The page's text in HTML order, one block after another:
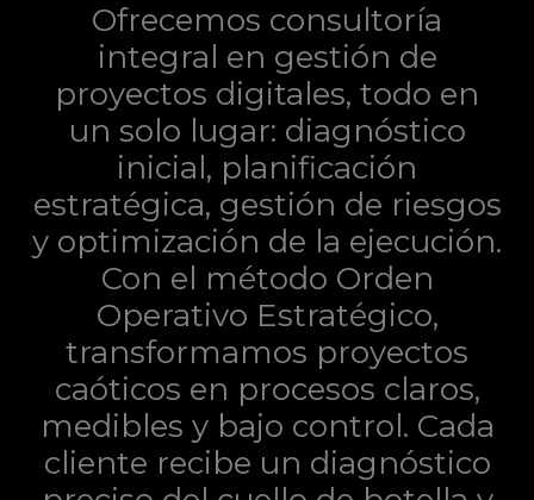
Ofrecemos consultoría
integral en gestión de
proyectos digitales, todo en
un solo lugar: diagnóstico
inicial, planificación
estratégica, gestión de riesgos
y optimización de la ejecución.
Con el método Orden
Operativo Estratégico,
transformamos proyectos
caóticos en procesos claros,
medibles y bajo control. Cada
cliente recibe un diagnóstico